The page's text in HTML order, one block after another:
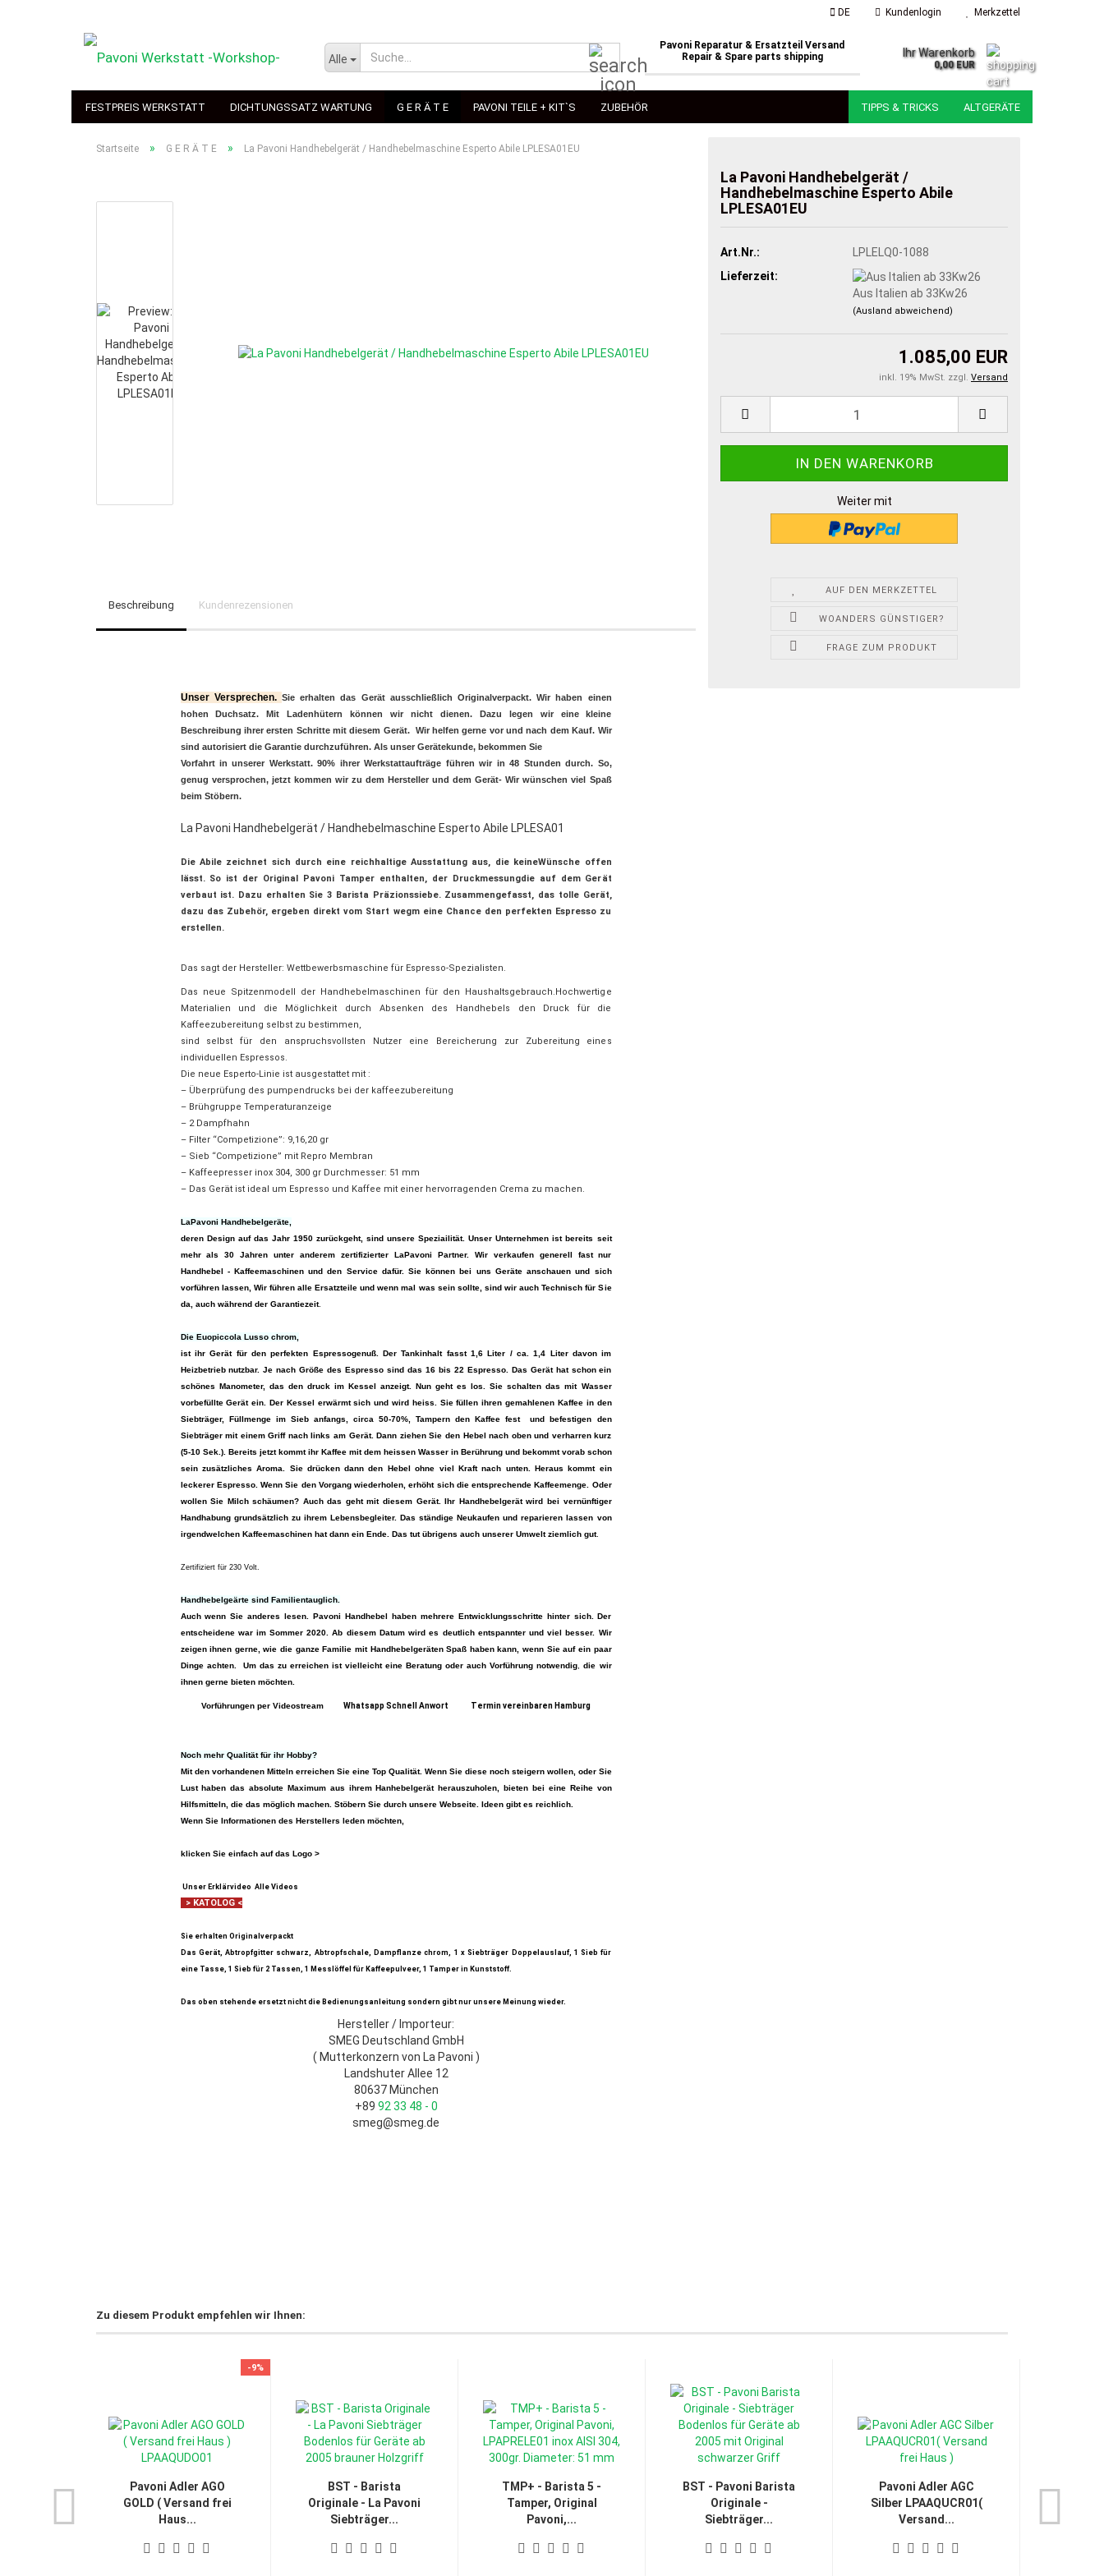
DE Kundenlogin Merkzettel
Alle
Pavoni Reparatur & Ersatzteil Versand
Repair & Spare parts shipping
Ihr Warenkorb
0,00 EUR
FESTPREIS WERKSTATT DICHTUNGSSATZ WARTUNG G E R Ä T E PAVONI TEILE + KIT`S ZUBEHÖR TIPPS & TRICKS ALTGERÄTE
Startseite » G E R Ä T E » La Pavoni Handhebelgerät / Handhebelmaschine Esperto Abile LPLESA01EU
La Pavoni Handhebelgerät /
Handhebelmaschine Esperto Abile
LPLESA01EU
Art.Nr.:
LPLELQ0-1088
Lieferzeit:
Aus Italien ab 33Kw26
(Ausland abweichend)
1.085,00 EUR
inkl. 19% MwSt. zzgl. Versand
Weiter mit
AUF DEN MERKZETTEL
WOANDERS GÜNSTIGER?
FRAGE ZUM PRODUKT
Beschreibung Kundenrezensionen
Unser Versprechen. Sie erhalten das Gerät ausschließlich Originalverpackt. Wir haben einen
hohen Duchsatz. Mit Ladenhütern können wir nicht dienen. Dazu legen wir eine kleine
Beschreibung ihrer ersten Schritte mit diesem Gerät. Wir helfen gerne vor und nach dem Kauf. Wir
sind autorisiert die Garantie durchzuführen. Als unser Gerätekunde, bekommen Sie
Vorfahrt in unserer Werkstatt. 90% ihrer Werkstattaufträge führen wir in 48 Stunden durch. So,
genug versprochen, jetzt kommen wir zu dem Hersteller und dem Gerät- Wir wünschen viel Spaß
beim Stöbern.
La Pavoni Handhebelgerät / Handhebelmaschine Esperto Abile LPLESA01
Die Abile zeichnet sich durch eine reichhaltige Ausstattung aus, die keineWünsche offen
lässt. So ist der Original Pavoni Tamper enthalten, der Druckmessungdie auf dem Gerät
verbaut ist. Dazu erhalten Sie 3 Barista Präzionssiebe. Zusammengefasst, das tolle Gerät,
dazu das Zubehör, ergeben direkt vom Start wegm eine Chance den perfekten Espresso zu
erstellen.
Das sagt der Hersteller: Wettbewerbsmaschine für Espresso-Spezialisten.
Das neue Spitzenmodell der Handhebelmaschinen für den Haushaltsgebrauch.Hochwertige
Materialien und die Möglichkeit durch Absenken des Handhebels den Druck für die
Kaffeezubereitung selbst zu bestimmen,
sind selbst für den anspruchsvollsten Nutzer eine Bereicherung zur Zubereitung eines
individuellen Espressos.
Die neue Esperto-Linie ist ausgestattet mit :
– Überprüfung des pumpendrucks bei der kaffeezubereitung
– Brühgruppe Temperaturanzeige
– 2 Dampfhahn
– Filter “Competizione”: 9,16,20 gr
– Sieb “Competizione” mit Repro Membran
– Kaffeepresser inox 304, 300 gr Durchmesser: 51 mm
– Das Gerät ist ideal um Espresso und Kaffee mit einer hervorragenden Crema zu machen.
LaPavoni Handhebelgeräte,
deren Design auf das Jahr 1950 zurückgeht, sind unsere Speziailität. Unser Unternehmen ist bereits seit
mehr als 30 Jahren unter anderem zertifizierter LaPavoni Partner. Wir verkaufen generell fast nur
Handhebel - Kaffeemaschinen und den Service dafür. Sie können bei uns Geräte anschauen und sich
vorführen lassen, Wir führen alle Ersatzteile und wenn mal was sein sollte, sind wir auch Technisch für Sie
da, auch während der Garantiezeit.
Die Euopiccola Lusso chrom,
ist ihr Gerät für den perfekten Espressogenuß. Der Tankinhalt fasst 1,6 Liter / ca. 1,4 Liter davon im
Heizbetrieb nutzbar. Je nach Größe des Espresso sind das 16 bis 22 Espresso. Das Gerät hat schon ein
schönes Manometer, das den druck im Kessel anzeigt. Nun geht es los. Sie schalten das mit Wasser
vorbefüllte Gerät ein. Der Kessel erwärmt sich und wird heiss. Sie füllen ihren gemahlenen Kaffee in den
Siebträger, Füllmenge im Sieb anfangs, circa 50-70%, Tampern den Kaffee fest und befestigen den
Siebträger mit einem Griff nach links am Gerät. Dann ziehen Sie den Hebel nach oben und verharren kurz
(5-10 Sek.). Bereits jetzt kommt ihr Kaffee mit dem heissen Wasser in Berührung und bekommt vorab schon
sein zusätzliches Aroma. Sie drücken dann den Hebel ohne viel Kraft nach unten. Heraus kommt ein
leckerer Espresso. Wenn Sie den Vorgang wiederholen, erhöht sich die entsprechende Kaffeemenge. Oder
wollen Sie Milch schäumen? Auch das geht mit diesem Gerät. Ihr Handhebelgerät wird bei vernünftiger
Handhabung grundsätzlich zu ihrem Lebensbegleiter. Das ständige Neukaufen und reparieren lassen von
irgendwelchen Kaffeemaschinen hat dann ein Ende. Das tut übrigens auch unserer Umwelt ziemlich gut.
Zertifiziert für 230 Volt.
Handhebelgeärte sind Familientauglich.
Auch wenn Sie anderes lesen. Pavoni Handhebel haben mehrere Entwicklungsschritte hinter sich. Der
entscheidene war im Sommer 2020. Ab diesem Datum wird es deutlich entspannter und viel besser. Wir
zeigen ihnen gerne, wie die ganze Familie mit Handhebelgeräten Spaß haben kann, wenn Sie auf ein paar
Dinge achten. Um das zu erreichen ist vielleicht eine Beratung oder auch Vorführung notwendig ,die wir
ihnen gerne bieten möchten.
Vorführungen per Videostream Whatsapp Schnell Anwort Termin vereinbaren Hamburg
Noch mehr Qualität für ihr Hobby?
Mit den vorhandenen Mitteln erreichen Sie eine Top Qualität. Wenn Sie diese noch steigern wollen, oder Sie
Lust haben das absolute Maximum aus ihrem Hanhebelgerät herauszuholen, bieten bei eine Reihe von
Hilfsmitteln, die das möglich machen. Stöbern Sie durch unsere Webseite. Ideen gibt es reichlich.
Wenn Sie Informationen des Herstellers leden möchten,
klicken Sie einfach auf das Logo >
Unser Erklärvideo Alle Videos
> KATOLOG <
Sie erhalten Originalverpackt
Das Gerät, Abtropfgitter schwarz, Abtropfschale, Dampflanze chrom, 1 x Siebträger Doppelauslauf, 1 Sieb für
eine Tasse, 1 Sieb für 2 Tassen, 1 Messlöffel für Kaffeepulveer, 1 Tamper in Kunststoff.
Das oben stehende ersetzt nicht die Bedienungsanleitung sondern gibt nur unsere Meinung wieder.
Hersteller / Importeur:
SMEG Deutschland GmbH
( Mutterkonzern von La Pavoni )
Landshuter Allee 12
80637 München
+89 92 33 48 - 0
smeg@smeg.de
Zu diesem Produkt empfehlen wir Ihnen:
-9%
Pavoni Adler AGO
GOLD ( Versand frei
Haus...
BST - Barista
Originale - La Pavoni
Siebträger...
TMP+ - Barista 5 -
Tamper, Original
Pavoni,...
BST - Pavoni Barista
Originale -
Siebträger...
Pavoni Adler AGC
Silber LPAAQUCR01(
Versand...